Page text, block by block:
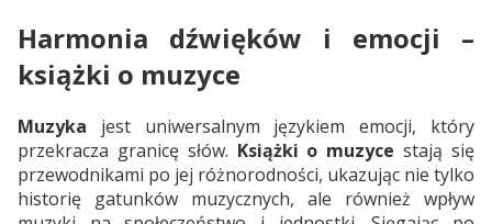
Harmonia dźwięków i emocji –
książki o muzyce
Muzyka jest uniwersalnym językiem emocji, który
przekracza granicę słów. Książki o muzyce stają się
przewodnikami po jej różnorodności, ukazując nie tylko
historię gatunków muzycznych, ale również wpływ